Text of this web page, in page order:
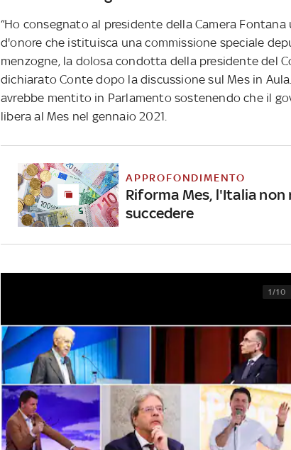
“Ho consegnato al presidente della Camera
d'onore che istituisca una commissione speciale
menzogne, la dolosa condotta della presidente del
dichiarato Conte dopo la discussione sul Mes in
avrebbe mentito in Parlamento sostenendo che il
libera al Mes nel gennaio 2021.
APPROFONDIMENTO
Riforma Mes, l'Italia
succedere
1/10